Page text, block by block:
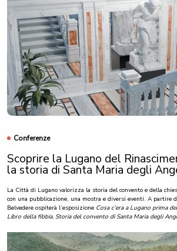
Conferenze
Scoprire la Lugano del
la storia di Santa Maria degli
La Città di Lugano valorizza la storia del convento e della
con una pubblicazione, una mostra e diversi eventi. A partire
Belvedere ospiterà l’esposizione Cosa c’era a Lugano prima
Libro della fibbia. Storia del convento di Santa Maria degli
Dopo aver dedicato un libro al castello sforzesco che sorgeva